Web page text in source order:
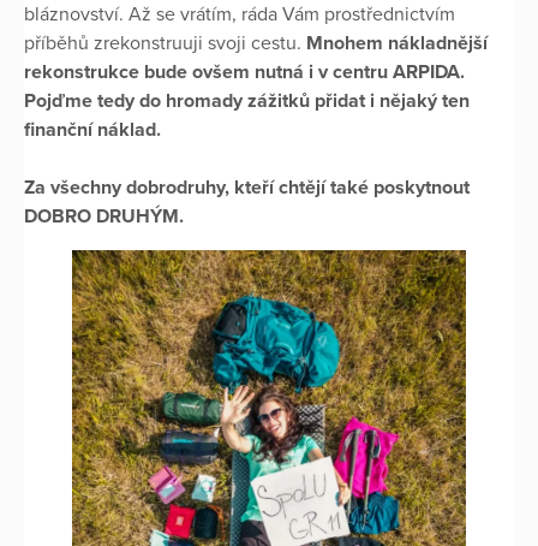
bláznovství. Až se vrátím, ráda Vám prostřednictvím
příběhů zrekonstruuji svoji cestu. Mnohem nákladnější
rekonstrukce bude ovšem nutná i v centru ARPIDA.
Pojďme tedy do hromady zážitků přidat i nějaký ten
finanční náklad.
Za všechny dobrodruhy, kteří chtějí také poskytnout
DOBRO DRUHÝM.